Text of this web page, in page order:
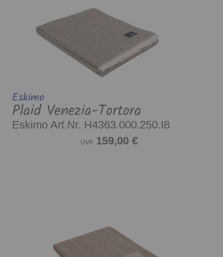
Eskimo
Plaid Venezia-Tortora
Eskimo Art.Nr. H4363.000.250.I8
UVP 159,00 €